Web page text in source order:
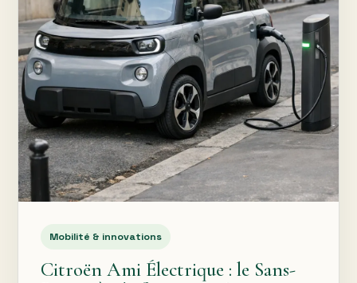
Mobilité & innovations
Citroën Ami Électrique : le Sans-